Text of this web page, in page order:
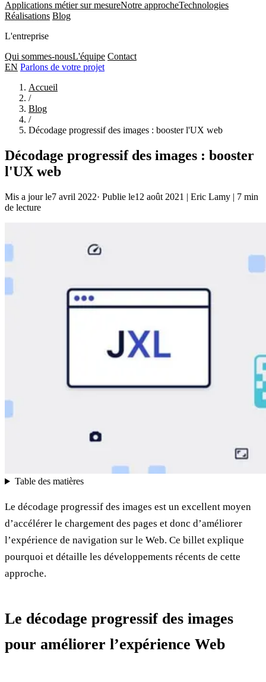
Applications métier sur mesureNotre approcheTechnologies
Réalisations Blog
L'entreprise
Qui sommes-nousL'équipe Contact
EN Parlons de votre projet
Accueil
/
Blog
/
Décodage progressif des images : booster l'UX web
Décodage progressif des images : booster
l'UX web
Mis a jour le7 avril 2022· Publie le12 août 2021 | Eric Lamy | 7 min
de lecture
Table des matières
Le décodage progressif des images est un excellent moyen
d’accélérer le chargement des pages et donc d’améliorer
l’expérience de navigation sur le Web. Ce billet explique
pourquoi et détaille les développements récents de cette
approche.
Le décodage progressif des images
pour améliorer l’expérience Web